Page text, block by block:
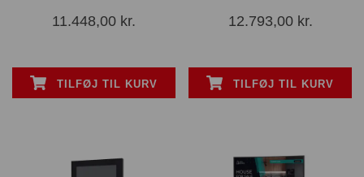
11.448,00 kr.
TILFØJ TIL KURV
12.793,00 kr.
TILFØJ TIL KURV